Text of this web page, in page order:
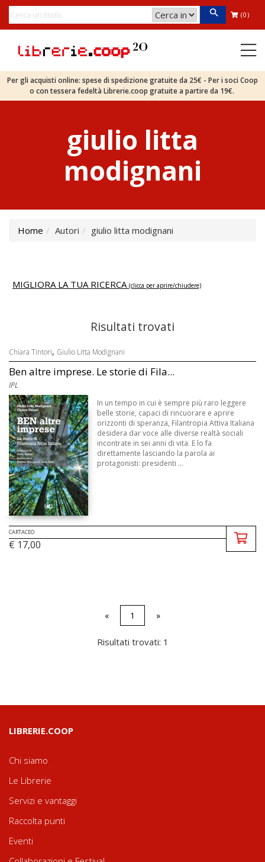
(0)
Per gli acquisti online: spese di spedizione gratuite da 25€ - Per i soci Coop
o con tessera fedeltà Librerie.coop gratuite a partire da 19€.
giulio litta
modignani
Home Autori giulio litta modignani
MIGLIORA LA TUA RICERCA (clicca per aprire/chiudere)
Risultati trovati
Chiara Tintori, Giulio Litta Modignani
Ben altre imprese. Le storie di Fila...
IPL
In un tempo in cui è sempre più raro leggere
belle storie, capaci di rincuorare e aprire
orizzonti di speranza, Filantropia Attiva Italiana
desidera dar voce alle diverse realtà sociali
incontrate in sei anni di vita. E lo fa
direttamente lasciando la parola ai
protagonisti: presidenti ...
CARTACEO
€ 17,00
« 1 »
Risultati trovati: 1
LIBRERIE.COOP
Chi siamo
Le Librerie
Servizi e vantaggi
Raccolta punti
Eventi